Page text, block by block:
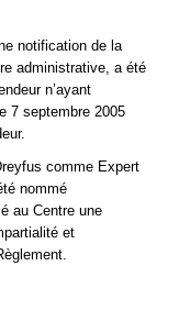
notification de la
administrative, a été
n’ayant
7 septembre 2005
comme Expert
nommé
au Centre une
et